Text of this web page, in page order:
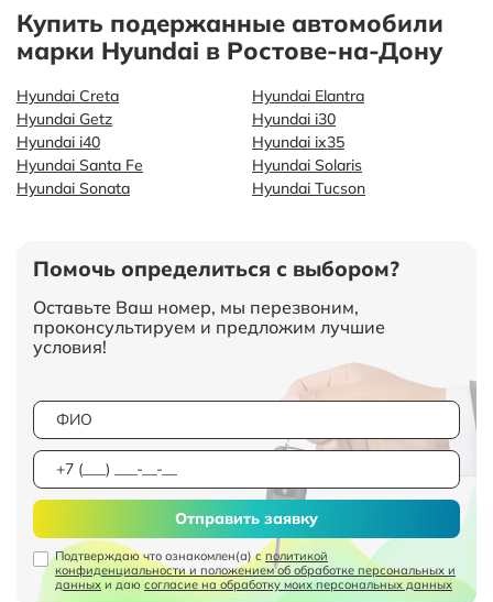
Купить подержанные автомобили
марки Hyundai в Ростове-на-Дону
Hyundai Creta
Hyundai Elantra
Hyundai Getz
Hyundai i30
Hyundai i40
Hyundai ix35
Hyundai Santa Fe
Hyundai Solaris
Hyundai Sonata
Hyundai Tucson
Помочь определиться с выбором?
Оставьте Ваш номер, мы перезвоним,
проконсультируем и предложим лучшие
условия!
Подтверждаю что ознакомлен(а) сполитикой
конфиденциальности и положением об обработке персональных и
данных и даю согласие на обработку моих персональных данных
Отправить заявку